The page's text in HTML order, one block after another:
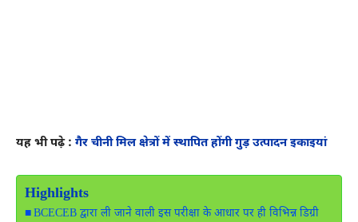
यह भी पढ़े : गैर चीनी मिल क्षेत्रों में स्थापित होंगी गुड़ उत्पादन इकाइयां
Highlights
BCECEB द्वारा ली जाने वाली इस परीक्षा के आधार पर ही विभिन्न डिग्री